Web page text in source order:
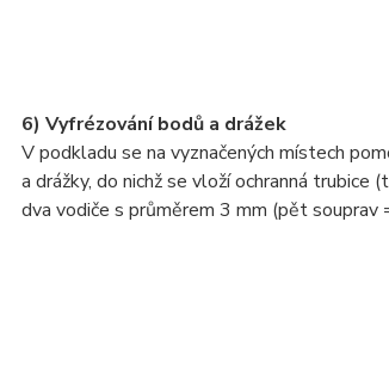
6) Vyfrézování bodů a drážek
V podkladu se na vyznačených místech
a drážky, do nichž se vloží ochranná
dva vodiče s průměrem 3 mm (pět souprav